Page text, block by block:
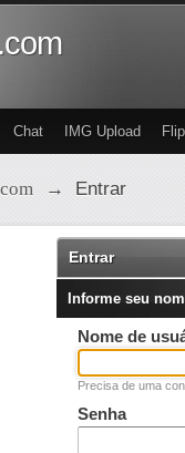
Chat IMG Upload
→ Entrar
Entrar
Informe seu
Nome de
Precisa de uma
Senha